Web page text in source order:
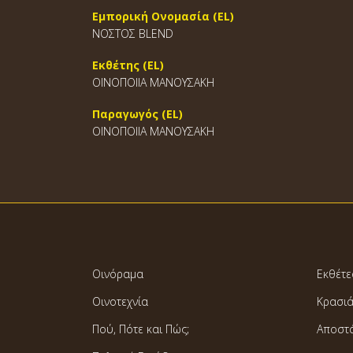
Εμπορική Ονομασία (EL)
NOΣTOΣ BLEND
Εκθέτης (EL)
ΟΙΝΟΠΟΙΙΑ ΜΑΝΟΥΣΑΚΗ
Παραγωγός (EL)
ΟΙΝΟΠΟΙΙΑ ΜΑΝΟΥΣΑΚΗ
Οινόραμα
Οινοτεχνία
Πού, Πότε και Πώς;
Κρασιά